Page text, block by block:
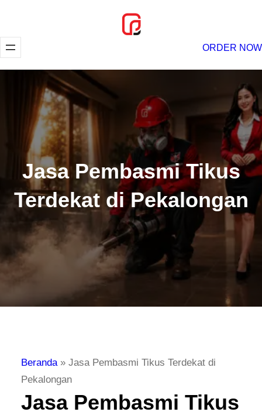
konten
ORDER NOW
Jasa Pembasmi Tikus
Terdekat di Pekalongan
Beranda» Jasa Pembasmi Tikus Terdekat di
Pekalongan
Jasa Pembasmi Tikus